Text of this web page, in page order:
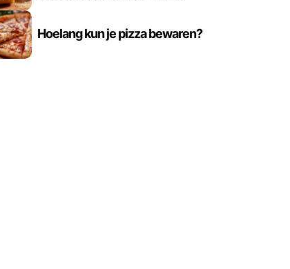
Hoelang kun je pizza bewaren?